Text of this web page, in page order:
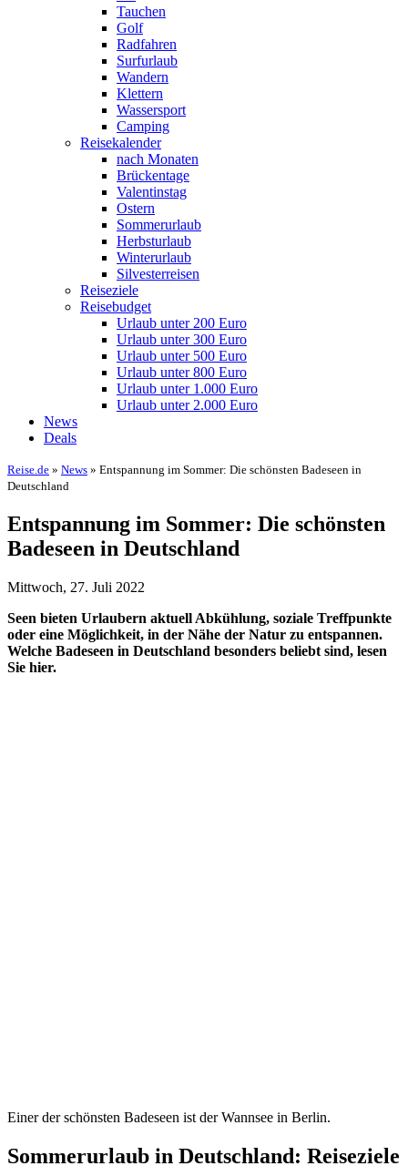
Tauchen
Golf
Radfahren
Surfurlaub
Wandern
Klettern
Wassersport
Camping
Reisekalender
nach Monaten
Brückentage
Valentinstag
Ostern
Sommerurlaub
Herbsturlaub
Winterurlaub
Silvesterreisen
Reiseziele
Reisebudget
Urlaub unter 200 Euro
Urlaub unter 300 Euro
Urlaub unter 500 Euro
Urlaub unter 800 Euro
Urlaub unter 1.000 Euro
Urlaub unter 2.000 Euro
News
Deals
Reise.de » News » Entspannung im Sommer: Die schönsten Badeseen in
Deutschland
Entspannung im Sommer: Die schönsten
Badeseen in Deutschland
Mittwoch, 27. Juli 2022
Seen bieten Urlaubern aktuell Abkühlung, soziale Treffpunkte
oder eine Möglichkeit, in der Nähe der Natur zu entspannen.
Welche Badeseen in Deutschland besonders beliebt sind, lesen
Sie hier.
Einer der schönsten Badeseen ist der Wannsee in Berlin.
Sommerurlaub in Deutschland: Reiseziele